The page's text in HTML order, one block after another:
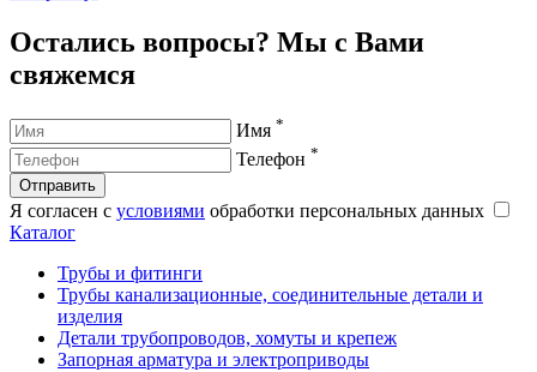
Остались вопросы? Мы с Вами
свяжемся
Имя *
Телефон *
Отправить
Я согласен с условиями обработки персональных данных
Каталог
Трубы и фитинги
Трубы канализационные, соединительные детали и
изделия
Детали трубопроводов, хомуты и крепеж
Запорная арматура и электроприводы